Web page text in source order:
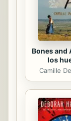
Bones and
los
Camille